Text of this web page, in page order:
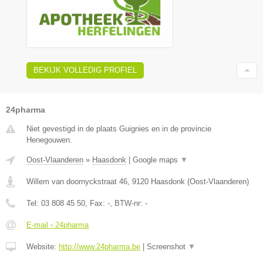
BEKIJK VOLLEDIG PROFIEL
24pharma
Niet gevestigd in de plaats Guignies en in de provincie
Henegouwen.
Oost-Vlaanderen » Haasdonk Google maps ▼
Willem van doornyckstraat 46, 9120 Haasdonk (Oost-Vlaanderen)
Tel: 03 808 45 50, Fax: -, BTW-nr: -
E-mail › 24pharma
Website: http://www.24pharma.be Screenshot ▼